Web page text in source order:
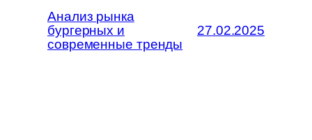
Анализ рынка
бургерных и
современные тренды
27.02.2025